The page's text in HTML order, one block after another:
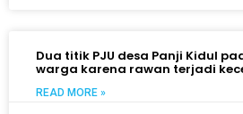
Dua titik PJU desa Panji Kidul
warga karena rawan terjadi
READ MORE »